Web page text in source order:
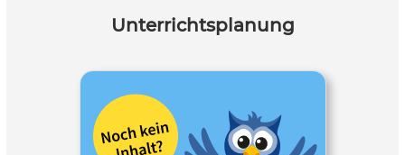
Unterrichtsplanung